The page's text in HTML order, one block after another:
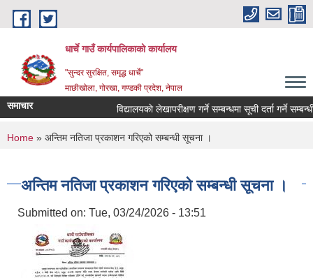
Skip to main content
धार्चे गाउँ कार्यपालिकाको कार्यालय
"सुन्दर सुरक्षित, समृद्ध धार्चे"
माछीखोला, गोरखा, गण्डकी प्रदेश, नेपाल
समाचार विद्यालयकाे लेखापरीक्षण गर्ने सम्बन्धमा सूची दर्ता गर्ने सम्बन्धी
You are here
Home » अन्तिम नतिजा प्रकाशन गरिएको सम्बन्धी सूचना ।
अन्तिम नतिजा प्रकाशन गरिएको सम्बन्धी सूचना ।
Submitted on: Tue, 03/24/2026 - 13:51